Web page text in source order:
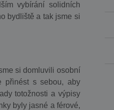
vybírání solidních
bydliště a tak jsme si
si domluvili osobní
přinést s sebou, aby
totožnosti a výpisy
byly jasné a férové,